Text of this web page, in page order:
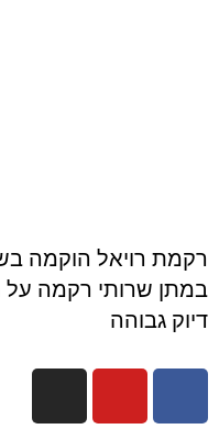
במתן שרותי רקמה על
דיוק גבוהה